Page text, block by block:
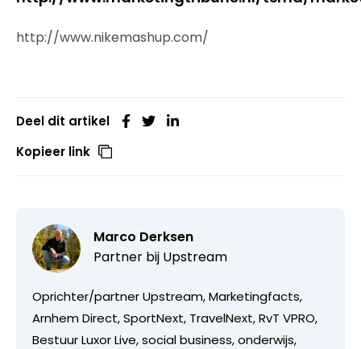
http://www.nikemashup.com/
Deel dit artikel
Kopieer link
Marco Derksen
Partner bij Upstream
Oprichter/partner Upstream, Marketingfacts,
Arnhem Direct, SportNext, TravelNext, RvT VPRO,
Bestuur Luxor Live, social business, onderwijs,